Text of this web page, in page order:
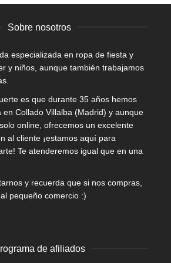
Sobre nosotros
especializada en ropa de fiesta y
y niños, aunque también trabajamos
es que durante 35 años hemos
en Collado Villalba (Madrid) y aunque
online, ofrecemos un excelente
al cliente ¡estamos aquí para
Te atenderemos igual que en una
y recuerda que si nos compras,
pequeño comercio :)
de afiliados